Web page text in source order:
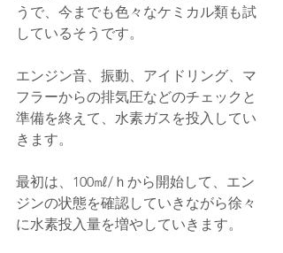
うで、今までも色々なケミカル類も試
しているそうです。
エンジン音、振動、アイドリング、マ
フラーからの排気圧などのチェックと
準備を終えて、水素ガスを投入してい
きます。
最初は、100㎖/ｈから開始して、エン
ジンの状態を確認していきながら徐々
に水素投入量を増やしていきます。